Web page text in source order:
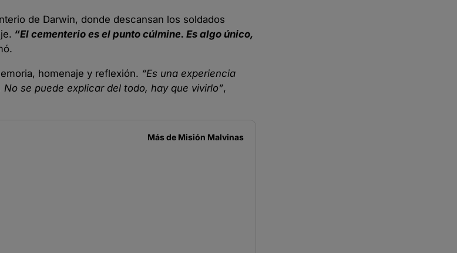
de Darwin, donde descansan los soldados
“El cementerio es el punto cúlmine. Es algo único,
homenaje y reflexión. “Es una experiencia
se puede explicar del todo, hay que vivirlo”,
Más de Misión Malvinas